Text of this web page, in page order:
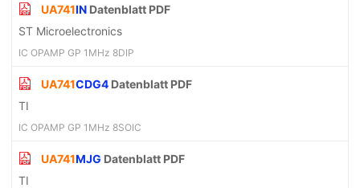
UA741IN Datenblatt PDF
ST Microelectronics
IC OPAMP GP 1MHz 8DIP
UA741CDG4 Datenblatt PDF
TI
IC OPAMP GP 1MHz 8SOIC
UA741MJG Datenblatt PDF
TI